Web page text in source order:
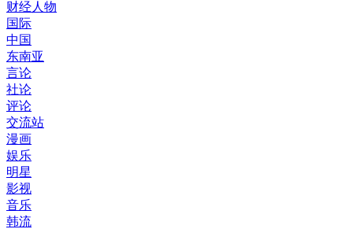
财经人物
国际
中国
东南亚
言论
社论
评论
交流站
漫画
娱乐
明星
影视
音乐
韩流